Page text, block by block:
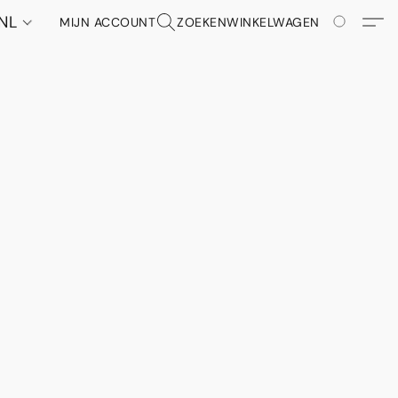
MIJN ACCOUNT ZOEKENWINKELWAGEN